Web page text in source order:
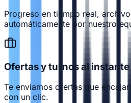
Progreso en tiempo real,
automáticamente por nuestro
Ofertas y turnos al instante
Te enviamos ofertas que
con un clic.